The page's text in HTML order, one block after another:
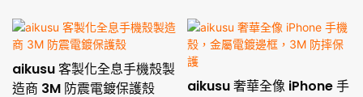
aikusu 客製化全息手機殼製
造商 3M 防震電鍍保護殼
aikusu 奢華全像 iPhone 手